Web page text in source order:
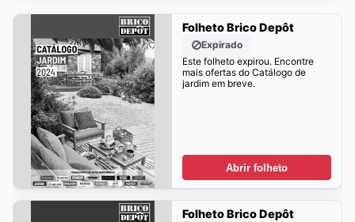
Folheto Brico Depôt
Expirado
Este folheto expirou. Encontre
mais ofertas do Catálogo de
jardim em breve.
Abrir folheto
Folheto Brico Depôt